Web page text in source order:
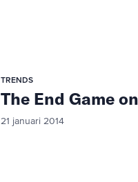
TRENDS
The End Game
21 januari 2014